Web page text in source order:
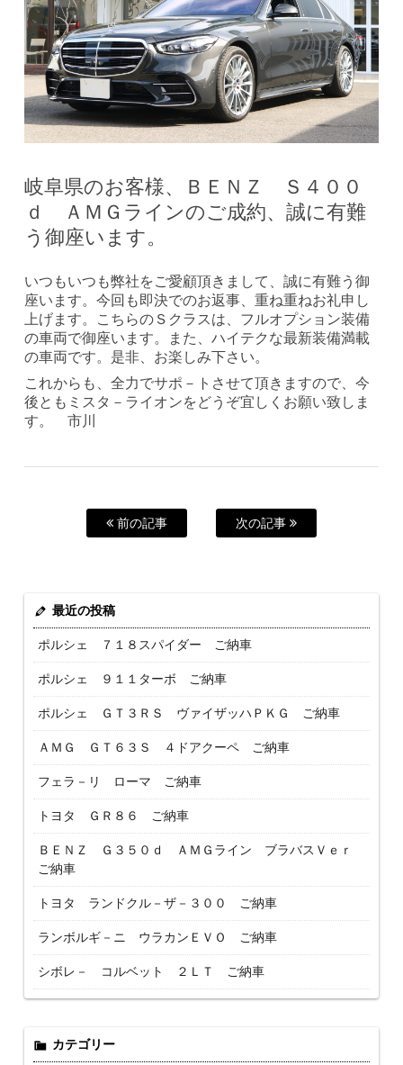
岐阜県のお客様、ＢＥＮＺ Ｓ４００
ｄ ＡＭＧラインのご成約、誠に有難
う御座います。
いつもいつも弊社をご愛顧頂きまして、誠に有難う御
座います。今回も即決でのお返事、重ね重ねお礼申し
上げます。こちらのＳクラスは、フルオプション装備
の車両で御座います。また、ハイテクな最新装備満載
の車両です。是非、お楽しみ下さい。
これからも、全力でサポ－トさせて頂きますので、今
後ともミスタ－ライオンをどうぞ宜しくお願い致しま
す。 市川
前の記事 次の記事
最近の投稿
ポルシェ ７１８スパイダー ご納車
ポルシェ ９１１ターボ ご納車
ポルシェ ＧＴ３ＲＳ ヴァイザッハＰＫＧ ご納車
ＡＭＧ ＧＴ６３Ｓ ４ドアクーペ ご納車
フェラ－リ ローマ ご納車
トヨタ ＧＲ８６ ご納車
ＢＥＮＺ Ｇ３５０ｄ ＡＭＧライン ブラバスＶｅｒ
ご納車
トヨタ ランドクル－ザ－３００ ご納車
ランボルギ－ニ ウラカンＥＶＯ ご納車
シボレ－ コルベット ２ＬＴ ご納車
カテゴリー